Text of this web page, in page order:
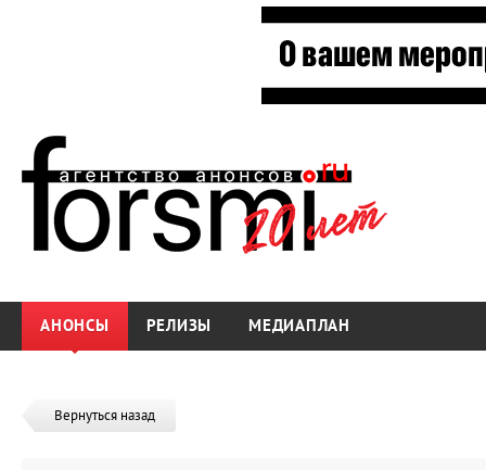
АНОНСЫ РЕЛИЗЫ МЕДИАПЛАН
Вернуться назад